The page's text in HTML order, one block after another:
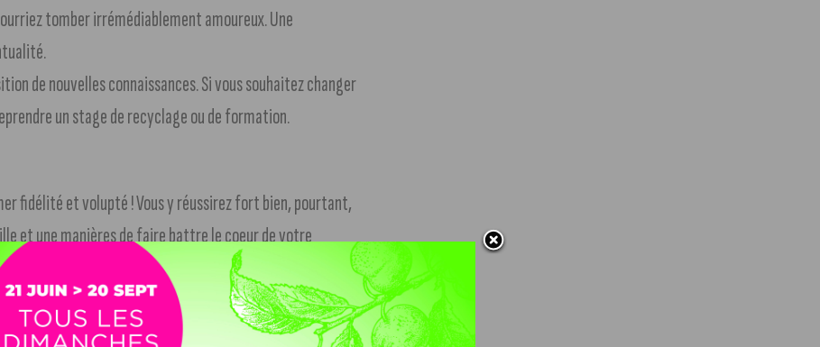
tomber irrémédiablement amoureux. Une
de nouvelles connaissances. Si vous souhaitez changer
un stage de recyclage ou de formation.
fidélité et volupté ! Vous y réussirez fort bien, pourtant,
et une manières de faire battre le coeur de votre
aurez l’occasion de rencontrer un partenaire à votre
fuir en cherchant trop à lui jeter de la poudre aux yeux. Un
des hameçons.